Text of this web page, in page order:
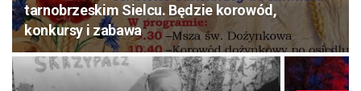
tarnobrzeskim Sielcu. Będzie korowód,
konkursy i zabawa